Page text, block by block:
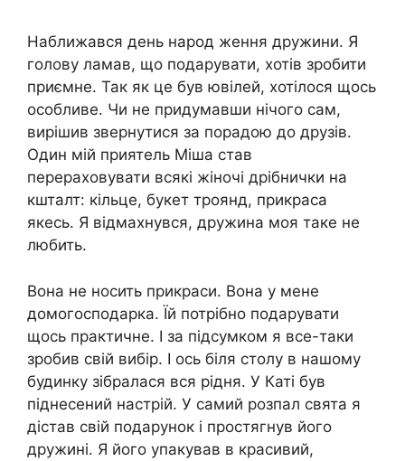
Наближався день народ ження дружини. Я
голову ламав, що подарувати, хотів зробити
приємне. Так як це був ювілей, хотілося щось
особливе. Чи не придумавши нічого сам,
вирішив звернутися за порадою до друзів.
Один мій приятель Міша став
перераховувати всякі жіночі дрібнички на
кшталт: кільце, букет троянд, прикраса
якесь. Я відмахнувся, дружина моя таке не
любить.
Вона не носить прикраси. Вона у мене
домогосподарка. Їй потрібно подарувати
щось практичне. І за підсумком я все-таки
зробив свій вибір. І ось біля столу в нашому
будинку зібралася вся рідня. У Каті був
піднесений настрій. У самий розпал свята я
дістав свій подарунок і простягнув його
дружині. Я його упакував в красивий,